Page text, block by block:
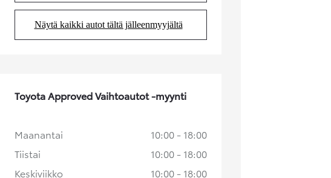
Näytä kaikki autot tältä jälleenmyyjältä
(Aukeaa uudessa välilehdessä)
Toyota Approved Vaihtoautot -myynti
Maanantai
10:00 - 18:00
Tiistai
10:00 - 18:00
Keskiviikko
10:00 - 18:00